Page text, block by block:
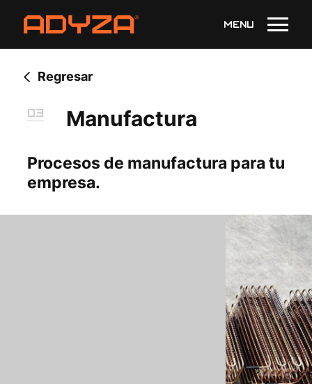
MENU
Regresar
03 Manufactura
Procesos de manufactura para tu
empresa.